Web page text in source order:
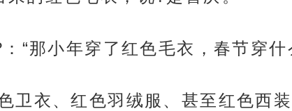
“那小年穿了红色毛衣，春节穿什
卫衣、红色羽绒服、甚至红色西